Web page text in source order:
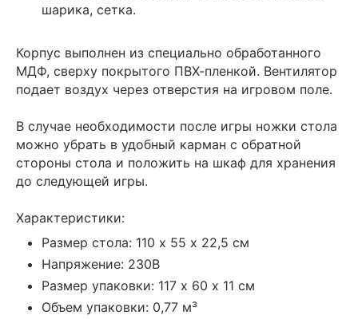
шарика, сетка.
Корпус выполнен из специально обработанного
МДФ, сверху покрытого ПВХ-пленкой. Вентилятор
подает воздух через отверстия на игровом поле.
В случае необходимости после игры ножки стола
можно убрать в удобный карман с обратной
стороны стола и положить на шкаф для хранения
до следующей игры.
Характеристики:
Размер стола: 110 х 55 х 22,5 см
Напряжение: 230В
Размер упаковки: 117 х 60 х 11 см
Объем упаковки: 0,77 м³